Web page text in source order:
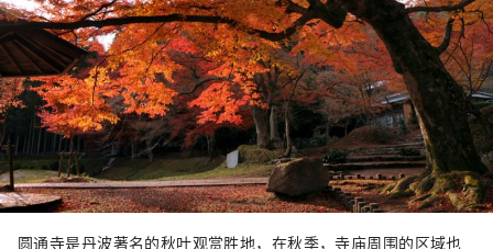
圆通寺是丹波著名的秋叶观赏胜地，在秋季，寺庙周围的区域也